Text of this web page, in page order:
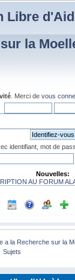
Libre
la
. Merci de vous
identifiant, mot de
Nouvelles:
AU FORUM
a la Recherche sur la
Sujets